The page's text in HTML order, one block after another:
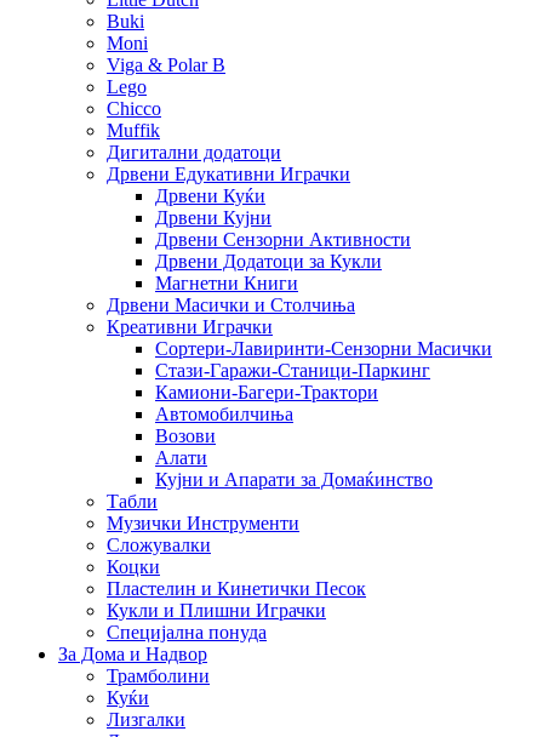
Buki
Moni
Viga & Polar B
Lego
Chicco
Muffik
Дигитални додатоци
Дрвени Едукативни Играчки
Дрвени Куќи
Дрвени Кујни
Дрвени Сензорни Активности
Дрвени Додатоци за Кукли
Магнетни Книги
Дрвени Масички и Столчиња
Креативни Играчки
Сортери-Лавиринти-Сензорни Масички
Стази-Гаражи-Станици-Паркинг
Камиони-Багери-Трактори
Автомобилчиња
Возови
Алати
Кујни и Апарати за Домаќинство
Табли
Музички Инструменти
Сложувалки
Коцки
Пластелин и Кинетички Песок
Кукли и Плишни Играчки
Специјална понуда
За Дома и Надвор
Трамболини
Куќи
Лизгалки